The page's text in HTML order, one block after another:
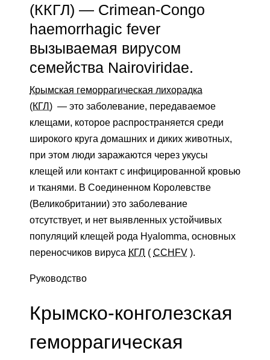
(ККГЛ) — Crimean-Congo
haemorrhagic fever
вызываемая вирусом
семейства Nairoviridae.
Крымская геморрагическая лихорадка
(КГЛ) — это заболевание, передаваемое
клещами, которое распространяется среди
широкого круга домашних и диких животных,
при этом люди заражаются через укусы
клещей или контакт с инфицированной кровью
и тканями. В Соединенном Королевстве
(Великобритании) это заболевание
отсутствует, и нет выявленных устойчивых
популяций клещей рода Hyalomma, основных
переносчиков вируса КГЛ ( CCHFV ).
Руководство
Крымско-конголезская
геморрагическая